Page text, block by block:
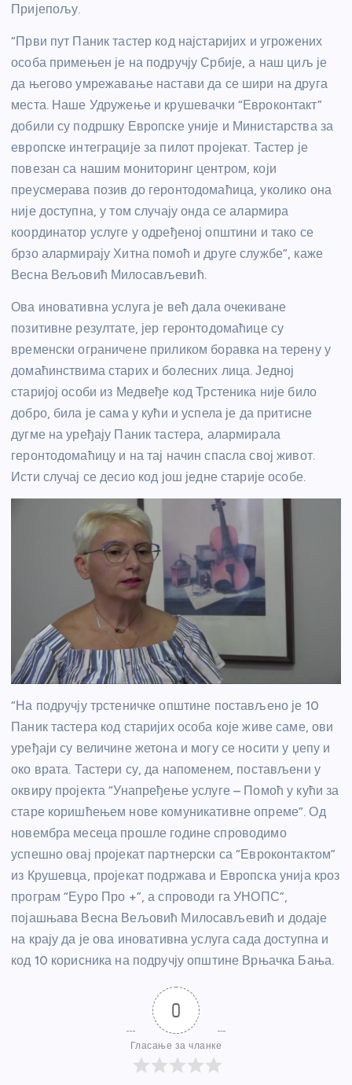
Пријепољу.
“Први пут Паник тастер код најстаријих и угрожених
особа примењен је на подручју Србије, а наш циљ је
да његово умрежавање настави да се шири на друга
места. Наше Удружење и крушевачки “Евроконтакт”
добили су подршку Европске уније и Министарства за
европске интеграције за пилот пројекат. Тастер је
повезан са нашим мониторинг центром, који
преусмерава позив до геронтодомаћица, уколико она
није доступна, у том случају онда се алармира
координатор услуге у одређеној општини и тако се
брзо алармирају Хитна помоћ и друге службе”, каже
Весна Вељовић Милосављевић.
Ова иновативна услуга је већ дала очекиване
позитивне резултате, јер геронтодомаћице су
временски ограничене приликом боравка на терену у
домаћинствима старих и болесних лица. Једној
старијој особи из Медвеђе код Трстеника није било
добро, била је сама у кући и успела је да притисне
дугме на уређају Паник тастера, алармирала
геронтодомаћицу и на тај начин спасла свој живот.
Исти случај се десио код још једне старије особе.
“На подручју трстеничке општине постављено је 10
Паник тастера код старијих особа које живе саме, ови
уређаји су величине жетона и могу се носити у џепу и
око врата. Тастери су, да напоменем, постављени у
оквиру пројекта “Унапређење услуге – Помоћ у кући за
старе коришћењем нове комуникативне опреме”. Од
новембра месеца прошле године спроводимо
успешно овај пројекат партнерски са “Евроконтактом”
из Крушевца, пројекат подржава и Европска унија кроз
програм “Еуро Про +”, а спроводи га УНОПС”,
појашњава Весна Вељовић Милосављевић и додаје
на крају да је ова иновативна услуга сада доступна и
код 10 корисника на подручју општине Врњачка Бања.
0
Гласање за чланке